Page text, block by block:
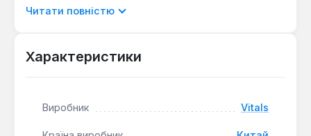
ефекту пам'яті, що дозволяє заряджати їх у будь-
зберігає заряд батареї навіть під час тривалого
відносно невелику вагу батареї, що підвищує
Читати повністю
Характеристики
Виробник Vitals